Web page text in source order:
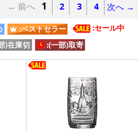
← 前へ 1 2 3 4 次へ →
:ベストセラー
:セール中
)在庫切 :(一部)取寄